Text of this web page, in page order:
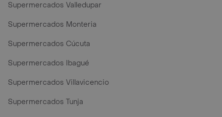
Supermercados Valledupar
Supermercados Monteria
Supermercados Cúcuta
Supermercados Ibagué
Supermercados Villavicencio
Supermercados Tunja